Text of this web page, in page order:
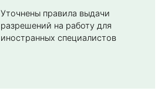
Уточнены правила выдачи
разрешений на работу для
иностранных специалистов